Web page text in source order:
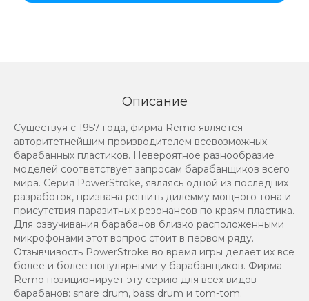
Описание
Существуя с 1957 года, фирма Remo является
авторитетнейшим производителем всевозможных
барабанных пластиков. Невероятное разнообразие
моделей соответствует запросам барабанщиков всего
мира. Серия PowerStroke, являясь одной из последних
разработок, призвана решить дилемму мощного тона и
присутствия паразитных резонансов по краям пластика.
Для озвучивания барабанов близко расположенными
микрофонами этот вопрос стоит в первом ряду.
Отзывчивость PowerStroke во время игры делает их все
более и более популярными у барабанщиков. Фирма
Remo позиционирует эту серию для всех видов
барабанов: snare drum, bass drum и tom-tom.